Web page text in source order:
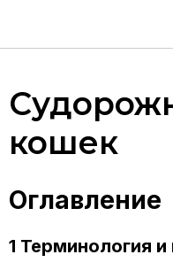
кошек
Оглавление
1 Терминология